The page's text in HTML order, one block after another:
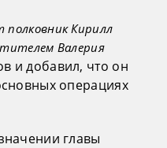
полковник Кирилл
Валерия
и добавил, что он
операциях
главы